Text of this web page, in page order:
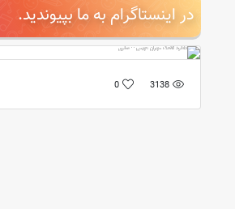
در اینستاگرام به ما بپیوندید.
3138
0